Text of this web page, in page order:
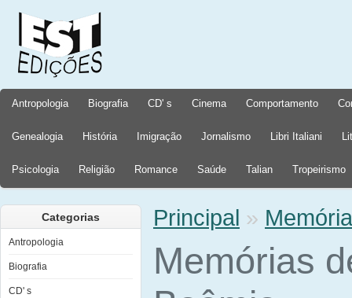
Antropologia Biografia CD' s Cinema Comportamento
Genealogia História Imigração Jornalismo Libri Italiani
Psicologia Religião Romance Saúde Talian Tropeirismo
Categorias
Antropologia
Biografia
CD' s
Principal »
Memórias